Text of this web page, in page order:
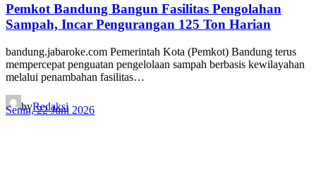
Pemkot Bandung Bangun Fasilitas Pengolahan
Sampah, Incar Pengurangan 125 Ton Harian
bandung.jabaroke.com Pemerintah Kota (Pemkot) Bandung terus
mempercepat penguatan pengelolaan sampah berbasis kewilayahan
melalui penambahan fasilitas…
byRedaksi
Senin, 22 Juni 2026